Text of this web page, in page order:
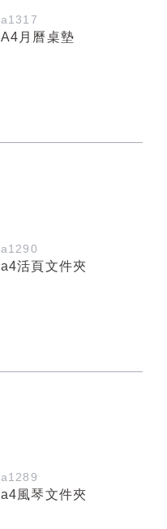
a1317
A4月曆桌墊
a1290
a4活頁文件夾
a1289
a4風琴文件夾